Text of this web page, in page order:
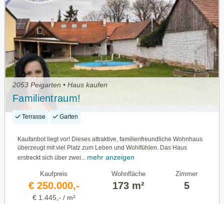
2053 Peigarten • Haus kaufen
Familientraum!
Terrasse Garten
Kaufanbot liegt vor! Dieses attraktive, familienfreundliche Wohnhaus
überzeugt mit viel Platz zum Leben und Wohlfühlen. Das Haus
erstreckt sich über zwei...
mehr anzeigen
Kaufpreis
€ 250.000,-
€ 1.445,- / m²
Wohnfläche
173 m²
Zimmer
5